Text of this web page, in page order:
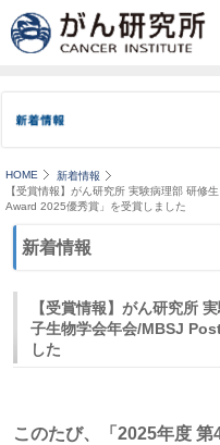
HOME
新着情報
【受賞情報】がん研究所 実験病理部 研修
Award 2025優秀賞」を受賞しました
新着情報
【受賞情報】がん研究所
子生物学会年会/MBSJ
した
このたび、「2025年度